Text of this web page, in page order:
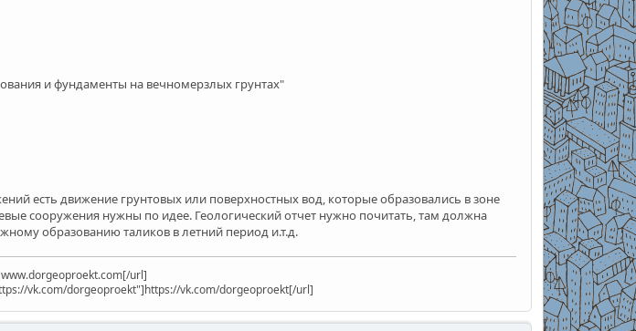
и фундаменты на вечномерзлых грунтах"
есть движение грунтовых или поверхностных вод, которые образовались в зоне
сооружения нужны по идее. Геологический отчет нужно почитать, там должна
образованию таликов в летний период и.т.д.
url]
vk.com/dorgeoproekt"]https://vk.com/dorgeoproekt[/url]